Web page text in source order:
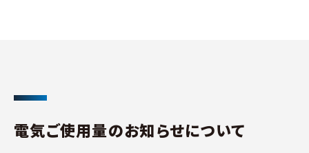
電気ご使用量のお知らせについて